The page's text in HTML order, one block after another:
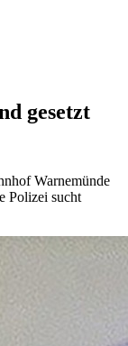
gesetzt
Warnemünde
Polizei sucht